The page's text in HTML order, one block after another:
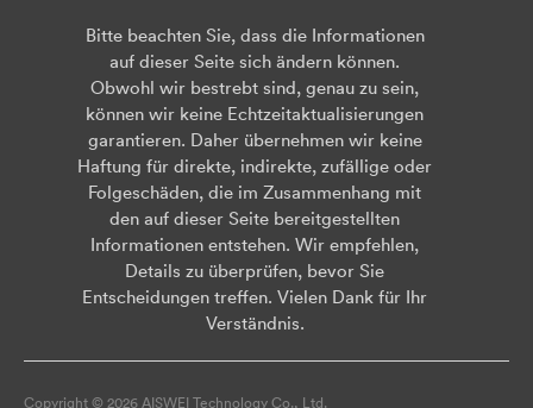
Bitte beachten Sie, dass die Informationen
auf dieser Seite sich ändern können.
Obwohl wir bestrebt sind, genau zu sein,
können wir keine Echtzeitaktualisierungen
garantieren. Daher übernehmen wir keine
Haftung für direkte, indirekte, zufällige oder
Folgeschäden, die im Zusammenhang mit
den auf dieser Seite bereitgestellten
Informationen entstehen. Wir empfehlen,
Details zu überprüfen, bevor Sie
Entscheidungen treffen. Vielen Dank für Ihr
Verständnis.
Copyright © 2026 AISWEI Technology Co., Ltd.